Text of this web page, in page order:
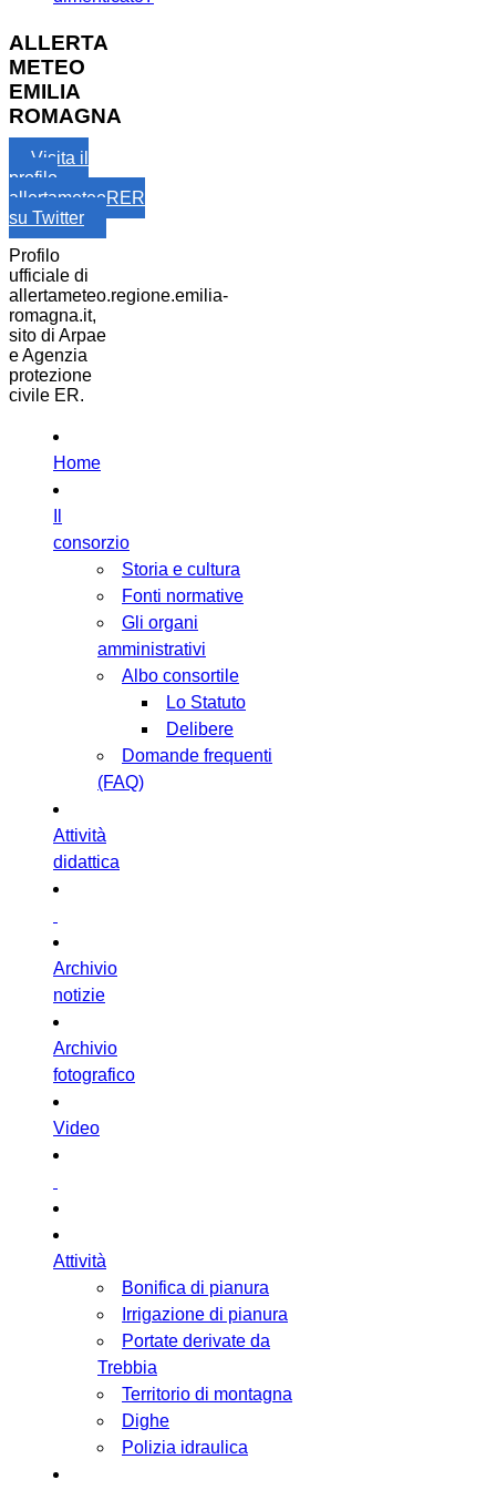
ALLERTA
METEO
EMILIA
ROMAGNA
Visita il
profilo
allertameteoRER
su Twitter
Profilo
ufficiale di
allertameteo.regione.emilia-
romagna.it,
sito di Arpae
e Agenzia
protezione
civile ER.
Home
consorzio
Storia e cultura
Fonti normative
Gli organi
amministrativi
Albo consortile
Lo Statuto
Delibere
Domande frequenti
(FAQ)
Attività
didattica
Archivio
notizie
Archivio
fotografico
Video
Attività
Bonifica di pianura
Irrigazione di pianura
Portate derivate da
Trebbia
Territorio di montagna
Dighe
Polizia idraulica